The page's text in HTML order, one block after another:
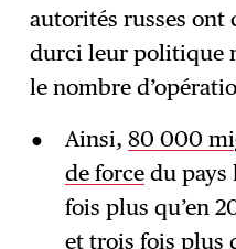
autorités russes ont
durci leur politique
le nombre
Ainsi, 80 000
de forcedu pays
fois plus qu’en
et trois fois plus